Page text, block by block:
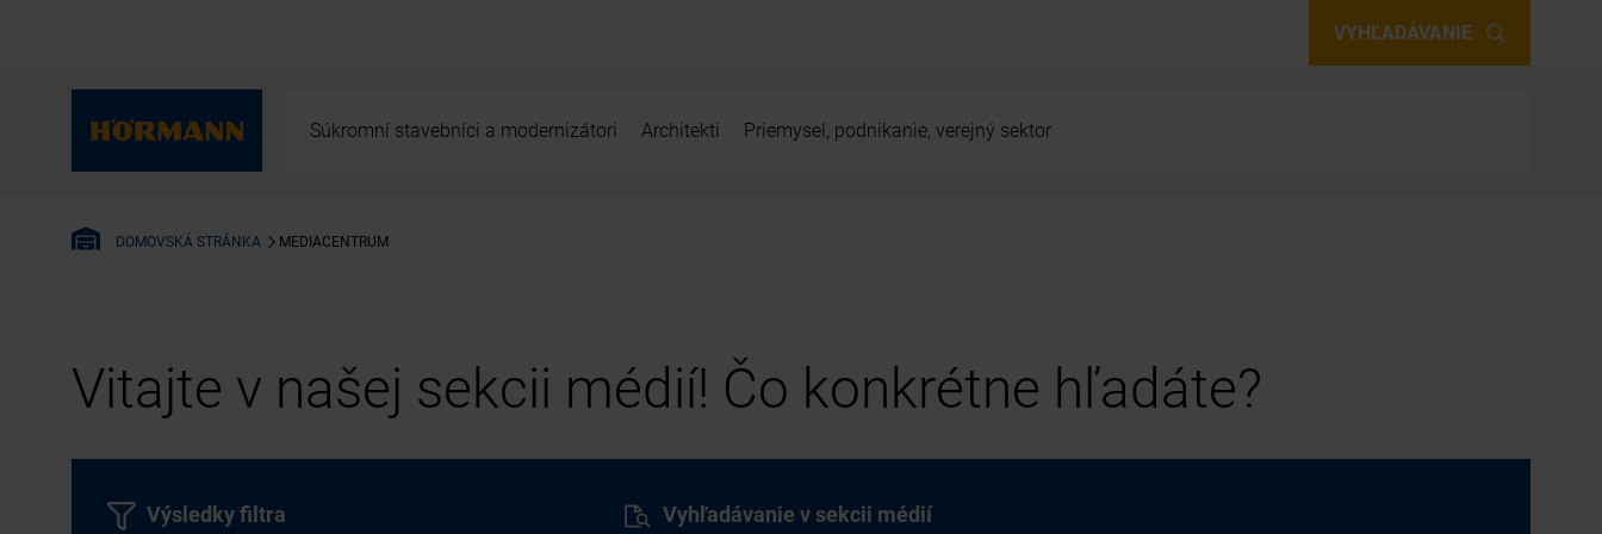
VYHĽADÁVANIE
Súkromní stavebníci a modernizátori Architekti Priemysel, podnikanie, verejný sektor
DOMOVSKÁ STRÁNKA MEDIACENTRUM
Vitajte v našej sekcii médií! Čo konkrétne hľadáte?
Vyhľadávanie v sekcii médií
Výsledky filtra